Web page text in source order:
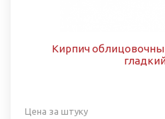
Кирпич
Цена за штуку